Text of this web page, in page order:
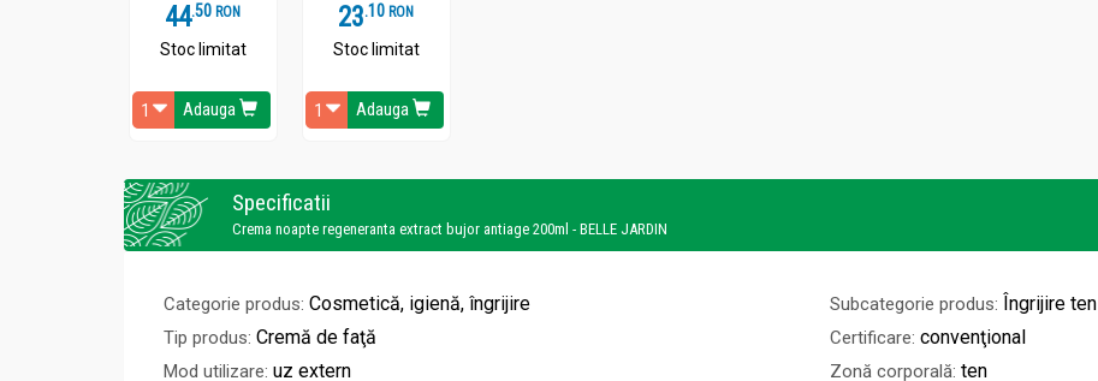
44.5 RON
Stoc limitat
Adauga
23.1 RON
Stoc limitat
Adauga
Specificatii
Crema noapte regeneranta extract bujor antiage 200ml - BELLE JARDIN
Categorie produs: Cosmetică, igienă, îngrijire Subcategorie produs: Îngrijire ten
Tip produs: Cremă de faţă Certificare: convenţional
Mod utilizare: uz extern Zonă corporală: ten